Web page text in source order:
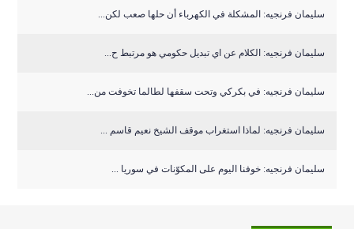
سليمان فرنجيه: المشكلة في الكهرباء أن حلها صعب لكن...
سليمان فرنجيه: الكلام عن اي تبديل حكومي هو مرتبط ح...
سليمان فرنجيه: في بكركي وتحت سقفها لطالما تخوفت من...
سليمان فرنجيه: لماذا استغراب موقف الشيخ نعيم قاسم ...
سليمان فرنجيه: خوفنا اليوم على المكوّنات في سوريا ...